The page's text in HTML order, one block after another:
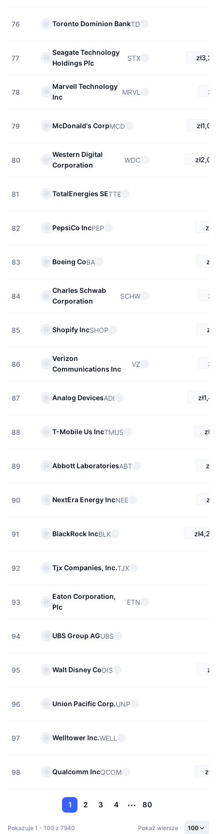
76 Toronto Dominion BankTD
77
Seagate Technology
Holdings Plc
STX
78
Marvell Technology
Inc
MRVL
79 McDonald's CorpMCD
80
Western Digital
Corporation
WDC
81 TotalEnergies SETTE
82 PepsiCo IncPEP
83 Boeing CoBA
84
Charles Schwab
Corporation
SCHW
85 Shopify IncSHOP
86
Verizon
Communications Inc
VZ
87 Analog DevicesADI
88 T-Mobile Us IncTMUS
89 Abbott LaboratoriesABT
90 NextEra Energy IncNEE
91 BlackRock IncBLK
92 Tjx Companies, Inc.TJX
93
Eaton Corporation,
Plc
ETN
94 UBS Group AGUBS
95 Walt Disney CoDIS
96 Union Pacific Corp.UNP
97 Welltower Inc.WELL
98 Qualcomm IncQCOM
1 2 3 4 80
Pokazuje 1 - 100 z 7940 Pokaż wiersze 100